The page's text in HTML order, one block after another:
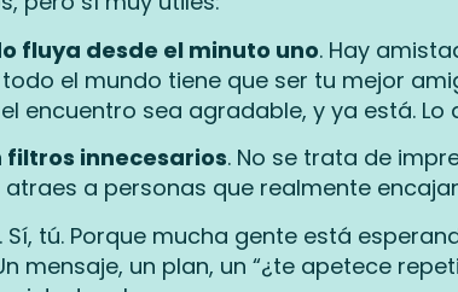
fluya desde el minuto uno. Hay
el mundo tiene que ser tu mejor
encuentro sea agradable, y ya está. Lo
filtros innecesarios. No se trata de
a personas que realmente
. Sí, tú. Porque mucha gente está
mensaje, un plan, un “¿te apetece